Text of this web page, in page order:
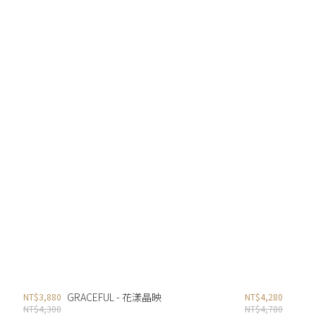
NT$3,880
NT$4,300
GRACEFUL - 花漾晶映
NT$4,280
NT$4,780